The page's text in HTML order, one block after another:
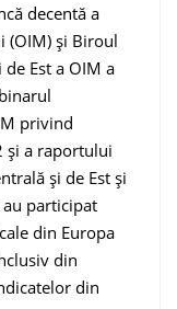
decentă a
(OIM) și Biroul
Est a OIM a
privind
și a raportului
și de Est și
au participat
din Europa
din
din